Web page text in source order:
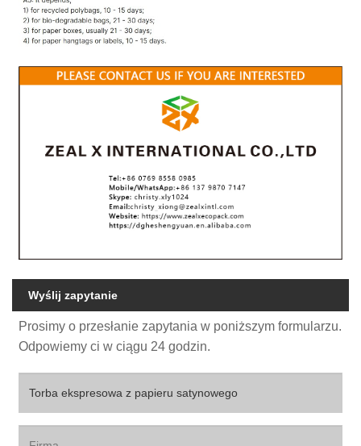
Wyślij zapytanie
Prosimy o przesłanie zapytania w poniższym formularzu.
Odpowiemy ci w ciągu 24 godzin.